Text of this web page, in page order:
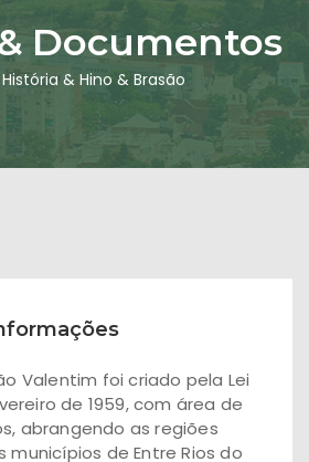
Documentos
História & Hino & Brasão
Valentim foi criado pela Lei
de 1959, com área de
abrangendo as regiões
de Entre Rios do